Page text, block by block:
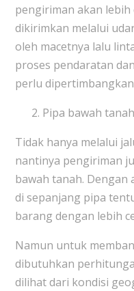
pengiriman akan lebih
dikirimkan melalui
oleh macetnya lalu
proses pendaratan
perlu
Pipa bawah tanah
Tidak hanya melalui
nantinya pengiriman
bawah tanah. Dengan
di sepanjang pipa
barang dengan lebih
Namun untuk
dibutuhkan
dilihat dari kondisi